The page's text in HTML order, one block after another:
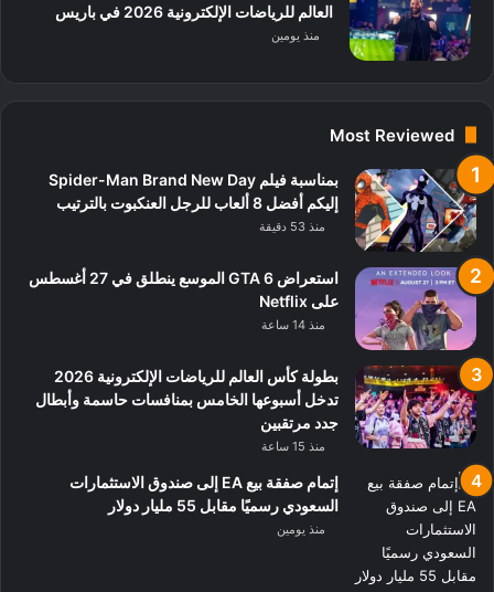
العالم للرياضات الإلكترونية 2026 في باريس
منذ يومين
Most Reviewed
بمناسبة فيلم Spider-Man Brand New Day
إليكم أفضل 8 ألعاب للرجل العنكبوت بالترتيب
منذ 53 دقيقة
استعراض GTA 6 الموسع ينطلق في 27 أغسطس
على Netflix
منذ 14 ساعة
بطولة كأس العالم للرياضات الإلكترونية 2026
تدخل أسبوعها الخامس بمنافسات حاسمة وأبطال
جدد مرتقبين
منذ 15 ساعة
إتمام صفقة بيع EA إلى صندوق الاستثمارات
السعودي رسميًا مقابل 55 مليار دولار
منذ يومين